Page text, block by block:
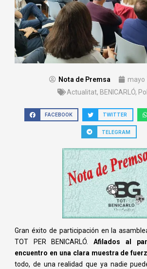
Nota de Premsa
mayo
Actualitat, BENICARLÓ,
FACEBOOK TWITTER
TELEGRAM
Gran éxito de participación en la
TOT PER BENICARLÓ.Afilados al
encuentro en una clara muestra de
todo, de una realidad que ya nadie